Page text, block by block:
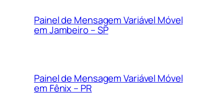
Painel de Mensagem Variável Móvel
em Jambeiro – SP
Painel de Mensagem Variável Móvel
em Fênix – PR